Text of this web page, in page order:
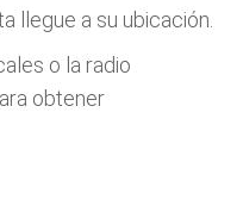
llegue a su ubicación.
o la radio
obtener